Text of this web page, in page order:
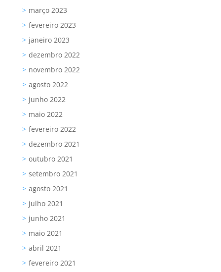
março 2023
fevereiro 2023
janeiro 2023
dezembro 2022
novembro 2022
agosto 2022
junho 2022
maio 2022
fevereiro 2022
dezembro 2021
outubro 2021
setembro 2021
agosto 2021
julho 2021
junho 2021
maio 2021
abril 2021
fevereiro 2021